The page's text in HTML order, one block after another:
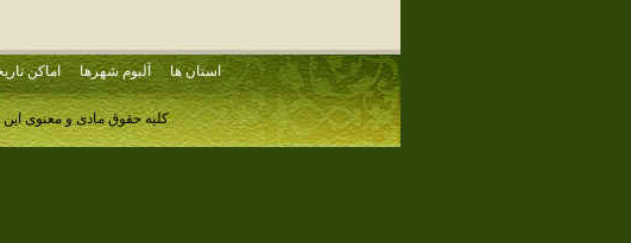
استان ها آلبوم شهرها اماکن
کلیه حقوق مادی و معنوی